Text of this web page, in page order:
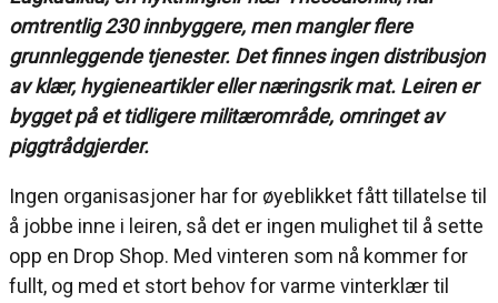
omtrentlig 230 innbyggere, men mangler flere
grunnleggende tjenester. Det finnes ingen distribusjon
av klær, hygieneartikler eller næringsrik mat. Leiren er
bygget på et tidligere militærområde, omringet av
piggtrådgjerder.
Ingen organisasjoner har for øyeblikket fått tillatelse til
å jobbe inne i leiren, så det er ingen mulighet til å sette
opp en Drop Shop. Med vinteren som nå kommer for
fullt, og med et stort behov for varme vinterklær til